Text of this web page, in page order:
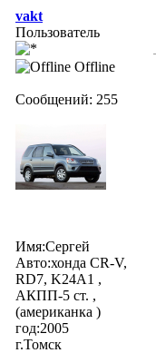
vakt
Пользователь
Offline
Сообщений: 255
Имя:Сергей
Авто:хонда CR-V,
RD7, K24A1 ,
АКПП-5 ст. ,
(американка )
год:2005
г.Томск